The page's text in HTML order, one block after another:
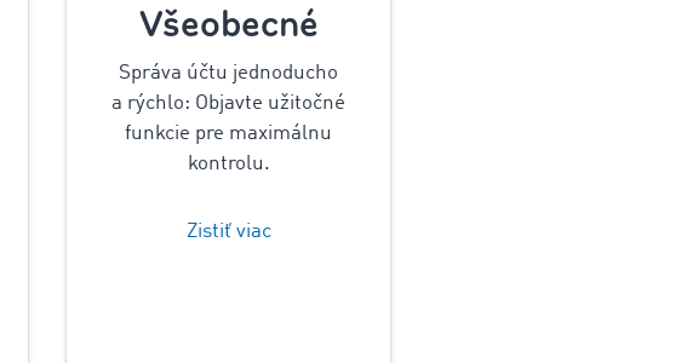
Všeobecné
Správa účtu jednoducho
a rýchlo: Objavte užitočné
funkcie pre maximálnu
kontrolu.
Zistiť viac